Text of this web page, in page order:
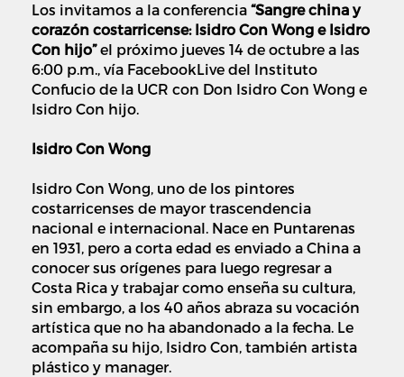
Los invitamos a la conferencia “Sangre china y
corazón costarricense: Isidro Con Wong e Isidro
Con hijo”el próximo jueves 14 de octubre a las
6:00 p.m., vía FacebookLive del Instituto
Confucio de la UCR con Don Isidro Con Wong e
Isidro Con hijo.
Isidro Con Wong
Isidro Con Wong, uno de los pintores
costarricenses de mayor trascendencia
nacional e internacional. Nace en Puntarenas
en 1931, pero a corta edad es enviado a China a
conocer sus orígenes para luego regresar a
Costa Rica y trabajar como enseña su cultura,
sin embargo, a los 40 años abraza su vocación
artística que no ha abandonado a la fecha. Le
acompaña su hijo, Isidro Con, también artista
plástico y manager.